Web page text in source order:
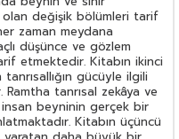
değişik bölümleri tarif
zaman meydana
düşünce ve gözlem
etmektedir. Kitabın ikinci
gücüyle ilgili
Ramtha tanrısal zekâya ve
insan beyninin gerçek bir
Kitabın üçüncü